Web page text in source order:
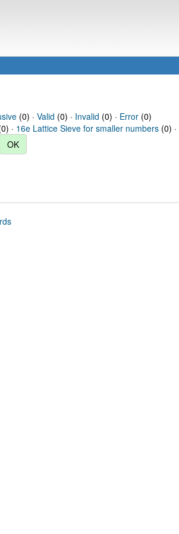
(0) · Valid (0) · Invalid (0) · Error(0)
· 16e Lattice Sieve for smaller numbers (0) ·